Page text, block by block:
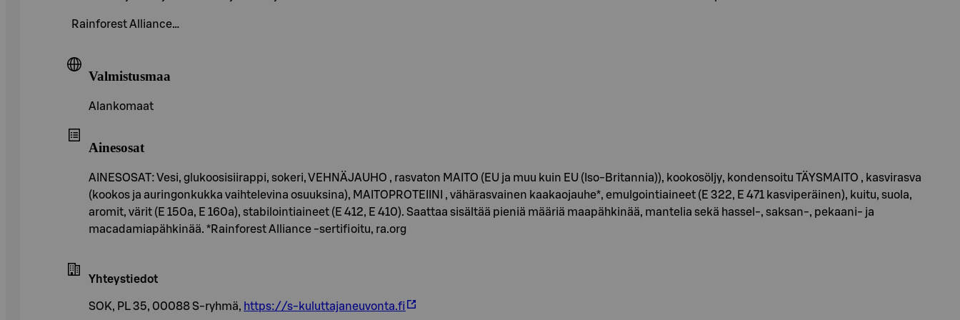
Rainforest Alliance…
Valmistusmaa
Alankomaat
Ainesosat
AINESOSAT: Vesi, glukoosisiirappi, sokeri, VEHNÄJAUHO , rasvaton MAITO (EU ja muu kuin EU (Iso-Britannia)), kookosöljy, kondensoitu TÄYSMAITO , kasvirasva
(kookos ja auringonkukka vaihtelevina osuuksina), MAITOPROTEIINI , vähärasvainen kaakaojauhe*, emulgointiaineet (E 322, E 471 kasviperäinen), kuitu, suola,
aromit, värit (E 150a, E 160a), stabilointiaineet (E 412, E 410). Saattaa sisältää pieniä määriä maapähkinää, mantelia sekä hassel-, saksan-, pekaani- ja
macadamiapähkinää. *Rainforest Alliance -sertifioitu, ra.org
Yhteystiedot
SOK, PL 35, 00088 S-ryhmä, https://s-kuluttajaneuvonta.fi